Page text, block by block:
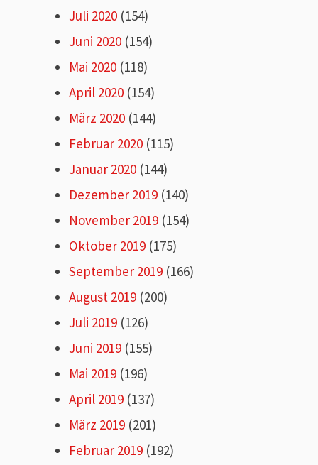
Juli 2020 (154)
Juni 2020 (154)
Mai 2020 (118)
April 2020 (154)
März 2020 (144)
Februar 2020 (115)
Januar 2020 (144)
Dezember 2019 (140)
November 2019 (154)
Oktober 2019 (175)
September 2019 (166)
August 2019 (200)
Juli 2019 (126)
Juni 2019 (155)
Mai 2019 (196)
April 2019 (137)
März 2019 (201)
Februar 2019 (192)